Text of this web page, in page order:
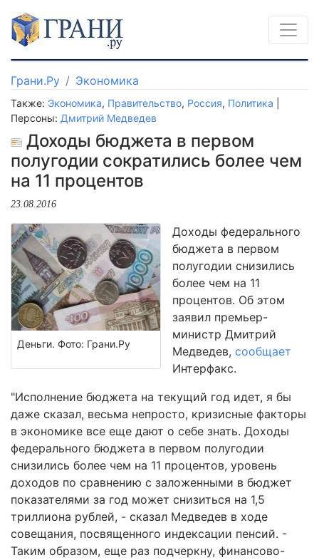
Грани.Ру Экономика
Также: Экономика, Правительство, Россия, Политика
Персоны: Дмитрий Медведев
Доходы бюджета в первом
полугодии сократились более чем
на 11 процентов
23.08.2016
Деньги. Фото: Грани.Ру
Доходы федерального
бюджета в первом
полугодии снизились
более чем на 11
процентов. Об этом
заявил премьер-
министр Дмитрий
Медведев, сообщает
Интерфакс.
"Исполнение бюджета на текущий год идет, я бы
даже сказал, весьма непросто, кризисные факторы
в экономике все еще дают о себе знать. Доходы
федерального бюджета в первом полугодии
снизились более чем на 11 процентов, уровень
доходов по сравнению с заложенными в бюджет
показателями за год может снизиться на 1,5
триллиона рублей, - сказал Медведев в ходе
совещания, посвященного индексации пенсий. -
Таким образом, еще раз подчеркну, финансово-